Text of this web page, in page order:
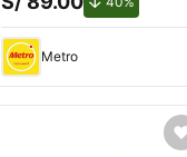
Metro